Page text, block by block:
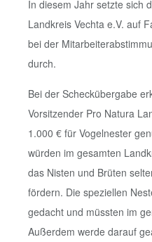
In diesem Jahr setzte sich
Landkreis Vechta e.V. auf
bei der
durch.
Bei der Scheckübergabe
Vorsitzender Pro Natura
1.000 € für Vogelnester
würden im gesamten
das Nisten und Brüten
fördern. Die speziellen
gedacht und müssten im
Außerdem werde darauf